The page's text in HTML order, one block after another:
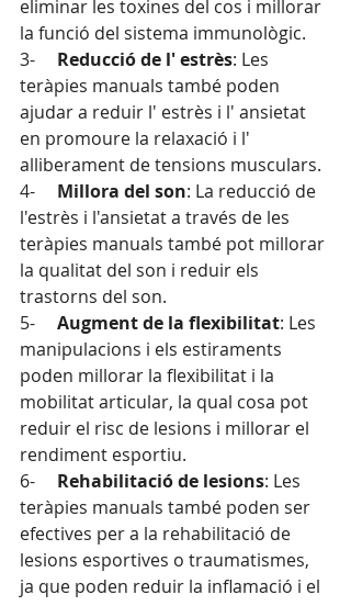
eliminar les toxines del cos i millorar
la funció del sistema immunològic.
3- Reducció de l' estrès: Les
teràpies manuals també poden
ajudar a reduir l' estrès i l' ansietat
en promoure la relaxació i l'
alliberament de tensions musculars.
4- Millora del son: La reducció de
l'estrès i l'ansietat a través de les
teràpies manuals també pot millorar
la qualitat del son i reduir els
trastorns del son.
5- Augment de la flexibilitat: Les
manipulacions i els estiraments
poden millorar la flexibilitat i la
mobilitat articular, la qual cosa pot
reduir el risc de lesions i millorar el
rendiment esportiu.
6- Rehabilitació de lesions: Les
teràpies manuals també poden ser
efectives per a la rehabilitació de
lesions esportives o traumatismes,
ja que poden reduir la inflamació i el